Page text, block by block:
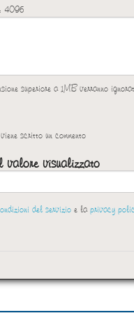
4096
superiore a 1MB verranno
scritto un commento
visualizzato
del servizio e la privacy